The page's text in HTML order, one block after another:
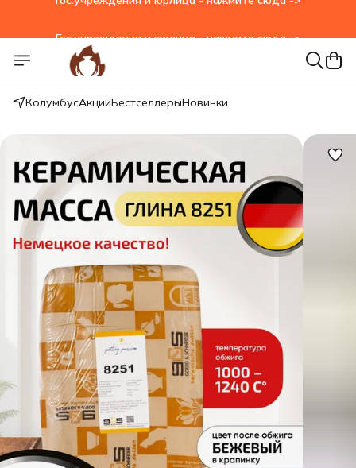
КолумбусАкцииБестселлерыНовинки